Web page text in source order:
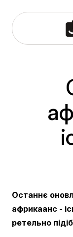
Останнє
африкаанс -
ретельно